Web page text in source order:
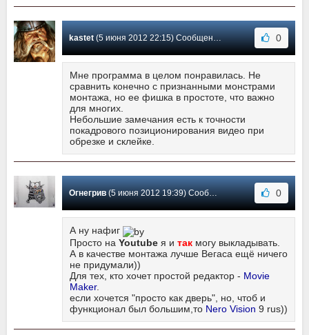
kastet(5 июня 2012 22:15) Сообщение #9 0
Мне программа в целом понравилась. Не
сравнить конечно с признанными монстрами
монтажа, но ее фишка в простоте, что важно
для многих.
Небольшие замечания есть к точности
покадрового позиционирования видео при
обрезке и склейке.
Огнегрив(5 июня 2012 19:39) Сообщение #8 0
А ну нафиг
Просто на Youtube я и так могу выкладывать.
А в качестве монтажа лучше Вегаса ещё ничего
не придумали))
Для тех, кто хочет простой редактор - Movie
Maker.
если хочется "просто как дверь", но, чтоб и
функционал был большим,то Nero Vision 9 rus))